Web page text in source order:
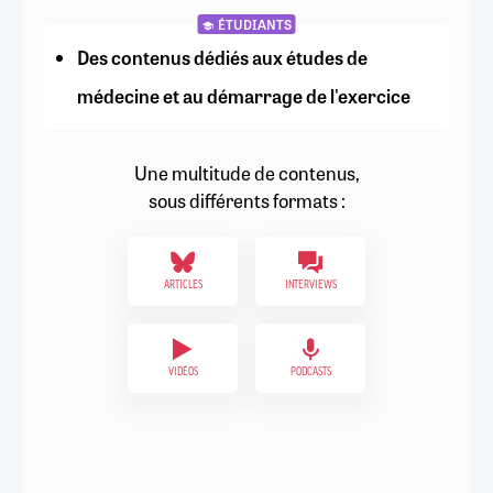
ÉTUDIANTS
Des contenus dédiés aux études de
médecine et au démarrage de l'exercice
Une multitude de contenus,
sous différents formats :
ARTICLES INTERVIEWS
VIDÉOS PODCASTS